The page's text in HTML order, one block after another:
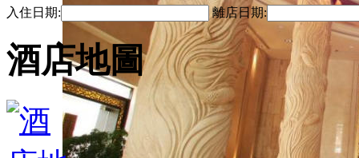
入住日期: 離店日期:
酒店地圖